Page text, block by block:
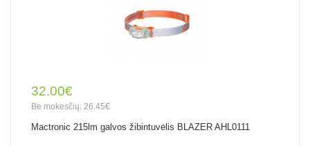
32.00€
Be mokesčių: 26.45€
Mactronic 215lm galvos žibintuvėlis BLAZER AHL0111